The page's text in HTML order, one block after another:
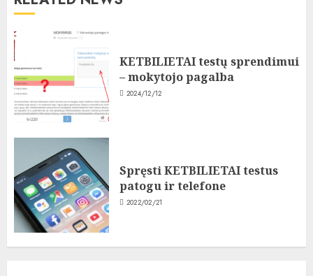
KETBILIETAI testų sprendimui
– mokytojo pagalba
2024/12/12
Spręsti KETBILIETAI testus
patogu ir telefone
2022/02/21